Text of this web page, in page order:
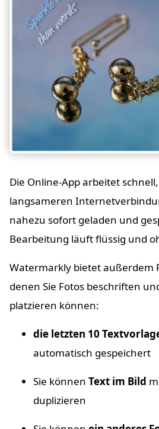
Die Online-App arbeitet
langsameren
nahezu sofort geladen und
Bearbeitung läuft flüssig und
Watermarkly bietet außerdem
denen Sie Fotos beschriften
platzieren können:
die letzten 10
automatisch gespeichert
Sie können Text im Bild
duplizieren